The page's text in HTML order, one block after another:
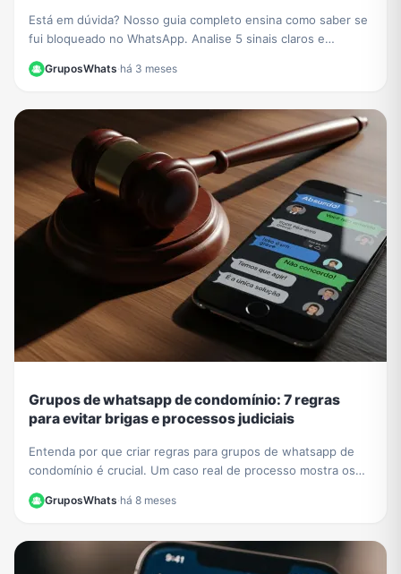
Está em dúvida? Nosso guia completo ensina como saber se
fui bloqueado no WhatsApp. Analise 5 sinais claros e
descubra o método definitivo para confirmar.
GruposWhats·há 3 meses
Grupos de whatsapp de condomínio: 7 regras
para evitar brigas e processos judiciais
Entenda por que criar regras para grupos de whatsapp de
condomínio é crucial. Um caso real de processo mostra os
GruposWhats·há 8 meses